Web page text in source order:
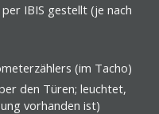
IBIS gestellt (je nach
(im Tacho)
den Türen; leuchtet,
vorhanden ist)